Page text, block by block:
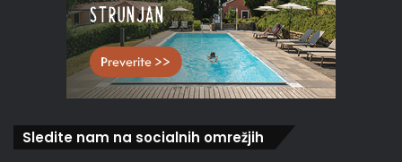
Sledite nam na socialnih omrežjih